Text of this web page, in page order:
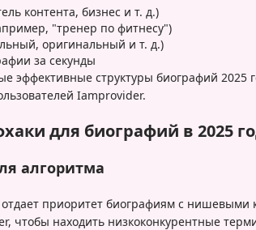
контента, бизнес и т. д.)
"тренер по фитнесу")
оригинальный и т. д.)
за секунды
эффективные структуры биографий 2025
Iamprovider.
для биографий в 2025
алгоритма
отдает приоритет биографиям с
чтобы находить низкоконкурентные